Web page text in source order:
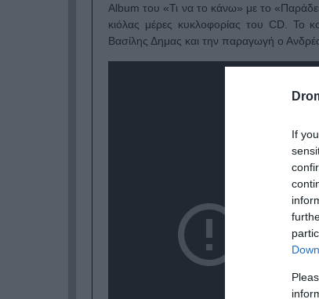
If
Album του «Τι να το κάνω» με το
κιόλας μέρες κυκλοφορίας του CD. Το
Βασίλης Δημας και την παραγωγή ο